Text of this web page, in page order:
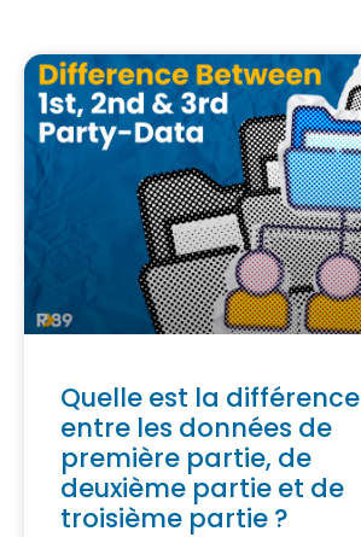
Quelle est la différence
entre les données de
première partie, de
deuxième partie et de
troisième partie ?